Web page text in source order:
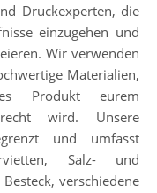
Druckexperten, die
einzugehen und
Wir verwenden
Materialien,
Produkt eurem
wird. Unsere
und umfasst
Salz- und
verschiedene